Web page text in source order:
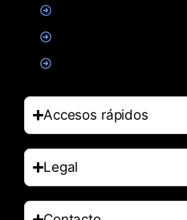
Accesos rápidos
Legal